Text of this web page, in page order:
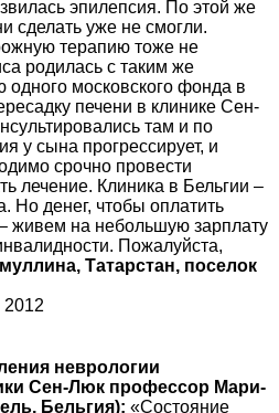
эпилепсия. По этой же
сделать уже не смогли.
терапию тоже не
родилась с таким же
московского фонда в
печени в клинике Сен-
там и по
у сына прогрессирует, и
срочно провести
лечение. Клиника в Бельгии –
Но денег, чтобы оплатить
живем на небольшую зарплату
Пожалуйста,
Татарстан, поселок
2012
неврологии
Сен-Люк профессор Мари-
Бельгия): «Состояние